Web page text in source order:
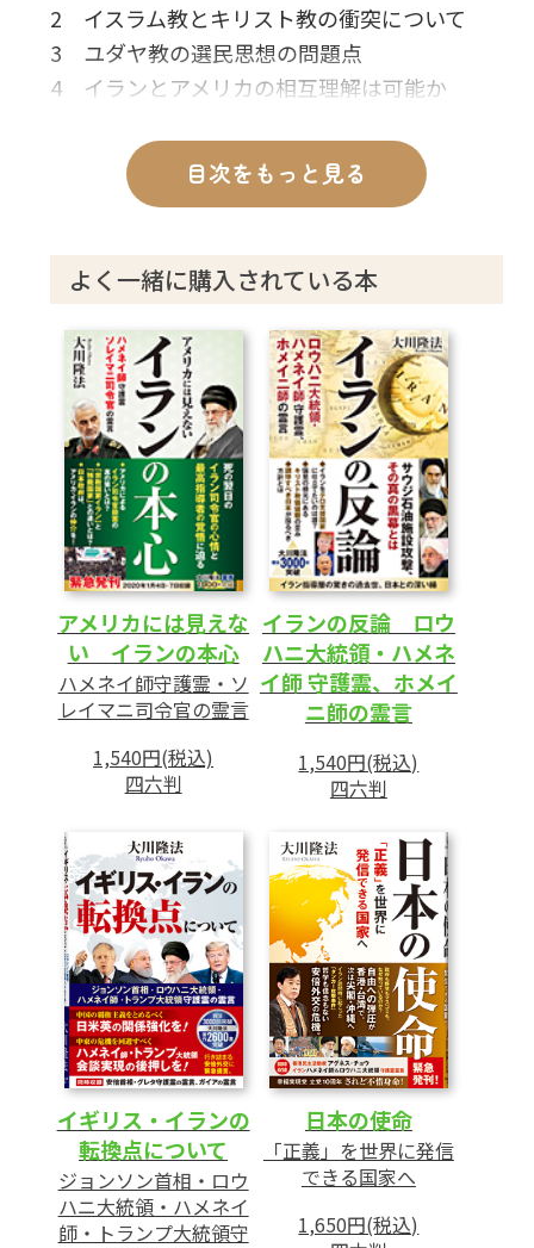
2 イスラム教とキリスト教の衝突について
3 ユダヤ教の選民思想の問題点
4 イランとアメリカの相互理解は可能か
6 「文明の衝突」の行方を読む
探る
―トランプ大統領・ロウハニ大統領守護霊の霊
言―
第1章 Spiritual Interview with the Guardian
Spirit of President Trump
(トランプ大統領守護霊の霊言)
1 トランプ守護霊のイスラム教に対する見方
2 イランの「後進性」を強調
3 「全智全能の神ヤハウェ」を自称
4 「イランは、このままでは終わらせない」
5 トランプ大統領守護霊の霊言を終えて
第2章 ロウハニ大統領守護霊の霊言
1 イランは「宗教先進国」
2 イランからアメリカはどう見えるか
3 イランから見る日本と中国、ロシア
あとがき
目次をもっと見る
よく一緒に購入されている本
アメリカには見えな
い イランの本心
ハメネイ師守護霊・ソ
レイマニ司令官の霊言
1,540円(税込)
四六判
イランの反論 ロウ
ハニ大統領・ハメネ
イ師 守護霊、ホメイ
ニ師の霊言
1,540円(税込)
四六判
イギリス・イランの
転換点について
ジョンソン首相・ロウ
ハニ大統領・ハメネイ
師・トランプ大統領守
日本の使命
「正義」を世界に発信
できる国家へ
1,650円(税込)